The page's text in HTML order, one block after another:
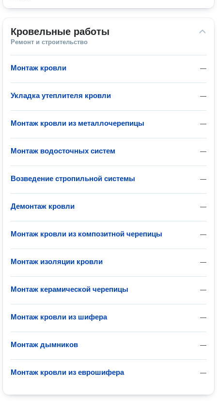
Кровельные работы
Ремонт и строительство
—
Монтаж кровли
—
Укладка утеплителя кровли
—
Монтаж кровли из металлочерепицы
—
Монтаж водосточных систем
—
Возведение стропильной системы
—
Демонтаж кровли
—
Монтаж кровли из композитной черепицы
—
Монтаж изоляции кровли
—
Монтаж керамической черепицы
—
Монтаж кровли из шифера
—
Монтаж дымников
—
Монтаж кровли из еврошифера